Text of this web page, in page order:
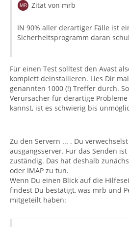
Zitat von mrb
IN 90% aller derartiger Fälle ist
Sicherheitsprogramm daran
Für einen Test solltest den Avast
komplett deinstallieren. Lies Dir
genannten 1000 (!) Treffer durch.
Verursacher für derartige
kannst, ist es schwierig bis
Zu den Servern ... . Du
ausgangsserver. Für das Senden
zuständig. Das hat deshalb
oder IMAP zu tun.
Wenn Du einen Blick auf die
findest Du bestätigt, was mrb und
mitgeteilt haben: